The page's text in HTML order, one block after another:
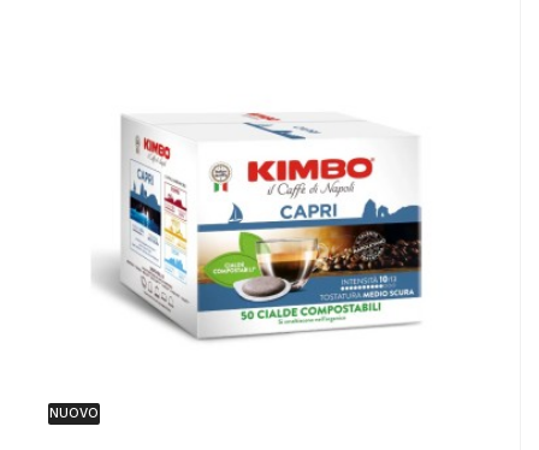
NUOVO